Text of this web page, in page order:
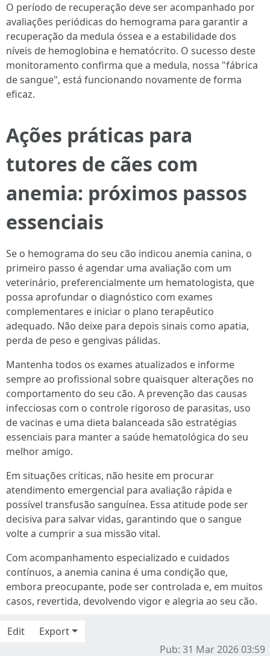
O período de recuperação deve ser acompanhado por
avaliações periódicas do hemograma para garantir a
recuperação da medula óssea e a estabilidade dos
níveis de hemoglobina e hematócrito. O sucesso deste
monitoramento confirma que a medula, nossa "fábrica
de sangue", está funcionando novamente de forma
eficaz.
Ações práticas para
tutores de cães com
anemia: próximos passos
essenciais
Se o hemograma do seu cão indicou anemia canina, o
primeiro passo é agendar uma avaliação com um
veterinário, preferencialmente um hematologista, que
possa aprofundar o diagnóstico com exames
complementares e iniciar o plano terapêutico
adequado. Não deixe para depois sinais como apatia,
perda de peso e gengivas pálidas.
Mantenha todos os exames atualizados e informe
sempre ao profissional sobre quaisquer alterações no
comportamento do seu cão. A prevenção das causas
infecciosas com o controle rigoroso de parasitas, uso
de vacinas e uma dieta balanceada são estratégias
essenciais para manter a saúde hematológica do seu
melhor amigo.
Em situações críticas, não hesite em procurar
atendimento emergencial para avaliação rápida e
possível transfusão sanguínea. Essa atitude pode ser
decisiva para salvar vidas, garantindo que o sangue
volte a cumprir a sua missão vital.
Com acompanhamento especializado e cuidados
contínuos, a anemia canina é uma condição que,
embora preocupante, pode ser controlada e, em muitos
casos, revertida, devolvendo vigor e alegria ao seu cão.
Edit
Export
Pub: 31 Mar 2026 03:59